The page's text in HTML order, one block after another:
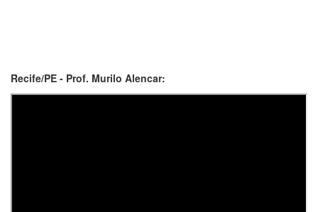
Recife/PE - Prof. Murilo Alencar: